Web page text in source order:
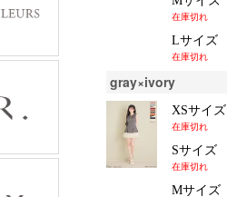
在庫切れ
Lサイズ
在庫切れ
gray×ivory
XSサイズ
在庫切れ
Sサイズ
在庫切れ
Mサイズ